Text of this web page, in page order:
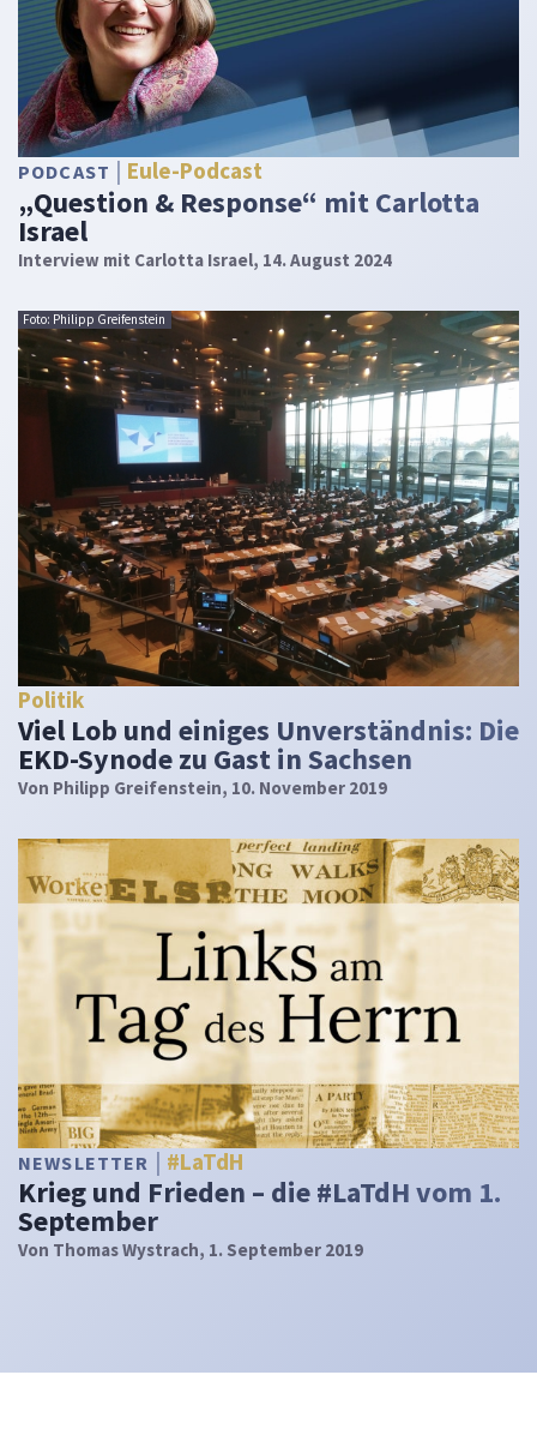
PODCAST Eule-Podcast
„Question & Response“ mit Carlotta
Israel
Interview mit Carlotta Israel, 14. August 2024
Foto: Philipp Greifenstein
Politik
Viel Lob und einiges Unverständnis: Die
EKD-Synode zu Gast in Sachsen
Von Philipp Greifenstein, 10. November 2019
NEWSLETTER #LaTdH
Krieg und Frieden – die #LaTdH vom 1.
September
Von Thomas Wystrach, 1. September 2019